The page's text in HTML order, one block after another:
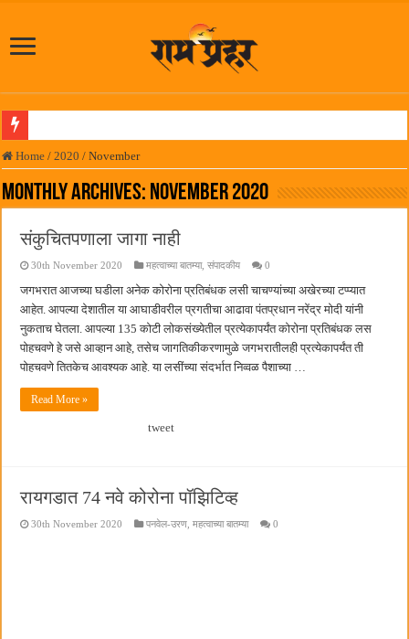
पनवेलमध्ये महारोजगार मेळाव्यास उत्स्फूर्त प्रतिसाद
दिल चाहता है @२५ वर्षे; कायमच तारुण्यात राहिलेला चित्रपट…
आमदार प्रशांत ठाकूर यांच्या उपस्थितीत विद्यार्थ्यांना रेनकोट, शिक्षकांना छत्री वाटप
लोकनेते रामशेठ ठाकूर समाजसेवेतील हिरा -आमदार रविशेठ पाटील
समाजप्रिय नेतृत्व आमदार प्रशांत ठाकूर यांच्या वाढदिवसानिमित्त राज्यभरातून शुभेच्छांचा वर्षाव
पनवेलमध्ये ८ ऑगस्टला महारोजगार मेळावा
सर्वात मोठ्या दिवाळी अंक स्पर्धेचा निकाल जाहीर
जनार्दन भगत शिक्षण प्रसारक संस्थेच्या मुख्य प्रशासकीय कार्यालयासह भव्य मूट कोर्टचे बुधवारी
पालेखुर्द येथील जि.प. शाळेच्या नूतन इमारतीचे लोकनेते रामशेठ ठाकूर यांच्या उद्घाटन
Home / 2020 / November
Monthly Archives: November 2020
संकुचितपणाला जागा नाही
30th November 2020 महत्वाच्या बातम्या,संपादकीय 0
जगभरात आजच्या घडीला अनेक कोरोना प्रतिबंधक लसी चाचण्यांच्या अखेरच्या टप्प्यात
आहेत. आपल्या देशातील या आघाडीवरील प्रगतीचा आढावा पंतप्रधान नरेंद्र मोदी यांनी
नुकताच घेतला. आपल्या 135 कोटी लोकसंख्येतील प्रत्येकापर्यंत कोरोना प्रतिबंधक लस
पोहचवणे हे जसे आव्हान आहे, तसेच जागतिकीकरणामुळे जगभरातीलही प्रत्येकापर्यंत ती
पोहचवणे तितकेच आवश्यक आहे. या लसींच्या संदर्भात निव्वळ पैशाच्या …
Read More »
tweet
रायगडात 74 नवे कोरोना पॉझिटिव्ह
30th November 2020 पनवेल-उरण ,महत्वाच्या बातम्या 0